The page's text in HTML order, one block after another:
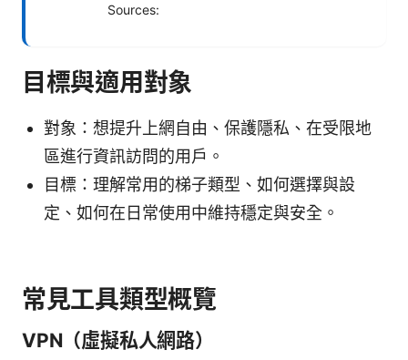
Sources:
目標與適用對象
對象：想提升上網自由、保護隱私、在受限地
區進行資訊訪問的用戶。
目標：理解常用的梯子類型、如何選擇與設
定、如何在日常使用中維持穩定與安全。
常見工具類型概覽
VPN（虛擬私人網路）